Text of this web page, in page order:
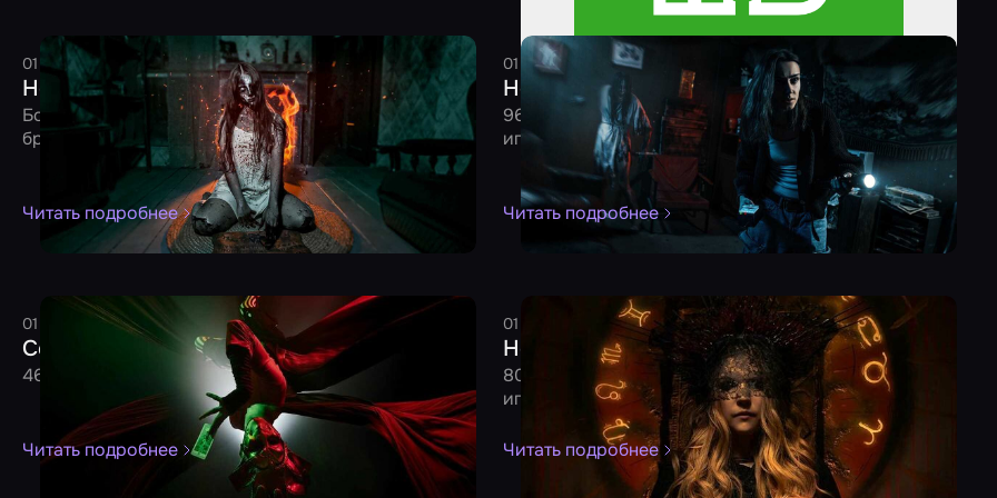
01 декабря 2024 5 минут Редакция
Ноябрьские новички от 30.11.2024
Более 90 новых игр уже доступны для
бронирования на «Мире Квестов»
Читать подробнее
01 ноября 20244 минуты Редакция
Новинки октября от 31.10.2024
96 новых квестов и перформансов ждут вашей
игры!
Читать подробнее
01 октября 2024 3 минуты Редакция
Сентябрьские новички от 30.09.2024
46 новых игр уже доступны для бронирования
Читать подробнее
01 сентября 20244 минуты Редакция
Новинки августа от 31.08.2024
80 новых квестов и перформансов ждут вашей
игры!
Читать подробнее